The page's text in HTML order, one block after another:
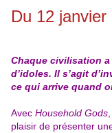
Du 12 janvier
Chaque civilisation
d’idoles. Il s’agit
ce qui arrive quand
Avec Household Gods
plaisir de présenter